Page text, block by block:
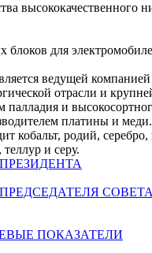
высококачественного
блоков для
ведущей
отрасли и
палладия и
платины и
кобальт, родий,
и серу.
ПОКАЗАТЕЛИ